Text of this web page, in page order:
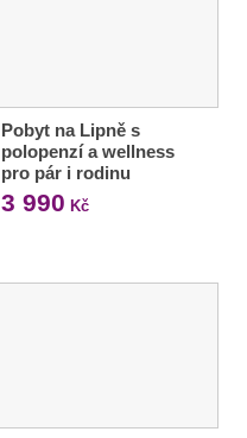
Pobyt na Lipně s
polopenzí a wellness
pro pár i rodinu
3 990 Kč